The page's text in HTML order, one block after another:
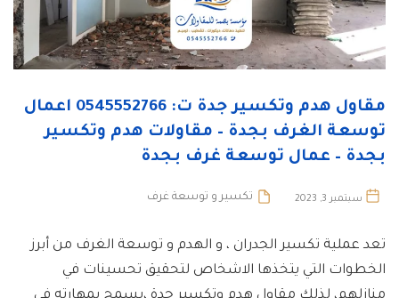
مقاول هدم وتكسير جدة ت: 0545552766 اعمال
توسعة الغرف بجدة – مقاولات هدم وتكسير
بجدة – عمال توسعة غرف بجدة
سبتمبر 3, 2023 تكسير و توسعة غرف
تعد عملية تكسير الجدران ، و الهدم و توسعة الغرف من أبرز
الخطوات التي يتخذها الاشخاص لتحقيق تحسينات في